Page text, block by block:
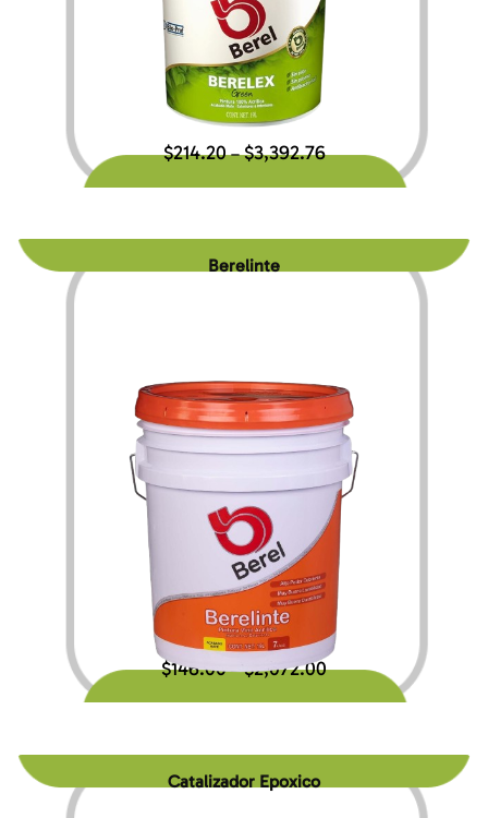
$214.20–$3,392.76
Berelinte
$146.00–$2,072.00
Catalizador Epoxico